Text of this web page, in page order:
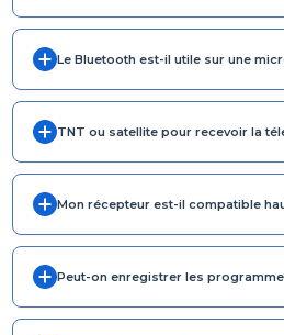
Le Bluetooth est-il utile sur une
TNT ou satellite pour recevoir la
Mon récepteur est-il compatible
Peut-on enregistrer les